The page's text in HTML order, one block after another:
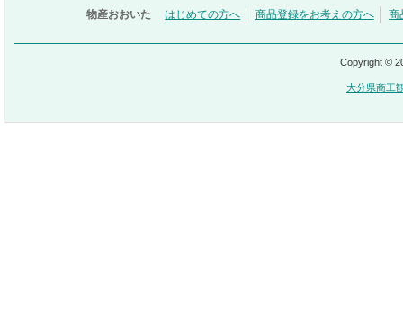
物産おおいた はじめての方へ 商品登録をお考えの方へ 商
Copyright ©
大分県商工